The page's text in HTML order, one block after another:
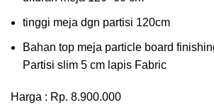
tinggi meja dgn partisi 120cm
Bahan top meja particle board
Partisi slim 5 cm lapis Fabric
Harga : Rp. 8.900.000